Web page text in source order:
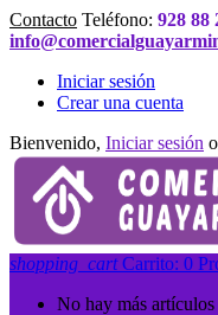
Contacto Teléfono: 928 88
Iniciar sesión
Crear una cuenta
Bienvenido, Iniciar sesión o
shopping_cart Carrito: 0
No hay más